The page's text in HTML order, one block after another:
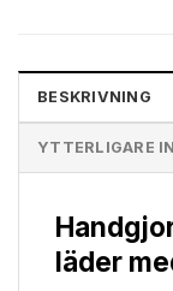
BESKRIVNING
YTTERLIGARE
läder